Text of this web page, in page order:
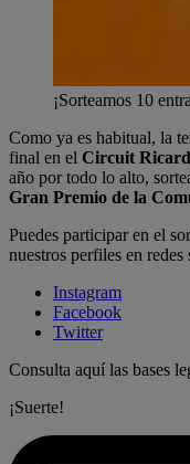
¡Sorteamos 10
Como ya es habitual, la
final en el Circuit
año por todo lo alto,
Gran Premio de la
Puedes participar en el
nuestros perfiles en redes
Instagram
Facebook
Twitter
Consulta aquí las bases
¡Suerte!